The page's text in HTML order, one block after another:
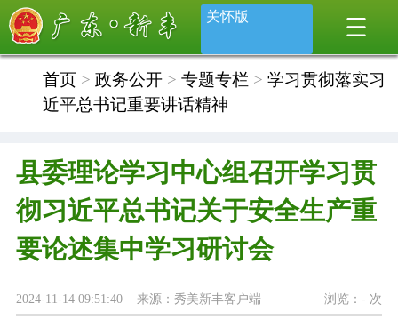
关怀版
首页> 政务公开> 专题专栏 > 学习贯彻落实习
近平总书记重要讲话精神
县委理论学习中心组召开学习贯
彻习近平总书记关于安全生产重
要论述集中学习研讨会
浏览：- 次
2024-11-14 09:51:40 来源：秀美新丰客户端